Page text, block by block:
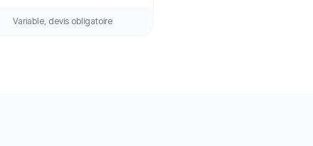
Variable, devis obligatoire